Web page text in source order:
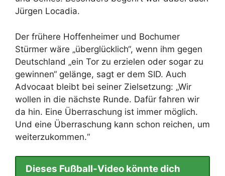
Jürgen Locadia.
Der frühere Hoffenheimer und Bochumer
Stürmer wäre „überglücklich“, wenn ihm gegen
Deutschland „ein Tor zu erzielen oder sogar zu
gewinnen“ gelänge, sagt er dem SID. Auch
Advocaat bleibt bei seiner Zielsetzung: „Wir
wollen in die nächste Runde. Dafür fahren wir
da hin. Eine Überraschung ist immer möglich.
Und eine Überraschung kann schon reichen, um
weiterzukommen.“
Dieses Fußball-Video könnte dich